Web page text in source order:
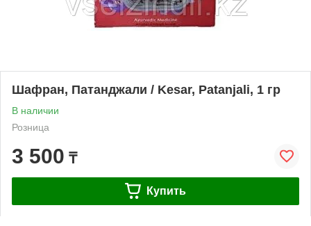
Шафран, Патанджали / Kesar, Patanjali, 1 гр
В наличии
Розница
3 500 ₸
Купить